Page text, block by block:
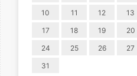
10
11 12 13
17
18 19 20
24
25 26 27
31